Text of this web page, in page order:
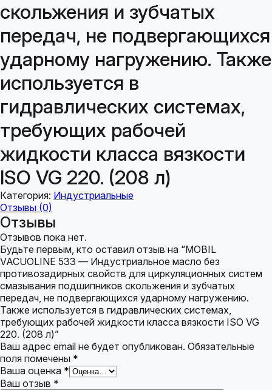
скольжения и зубчатых
передач, не подвергающихся
ударному нагружению. Также
используется в
гидравлических системах,
требующих рабочей
жидкости класса вязкости
ISO VG 220. (208 л)
Категория: Индустриальные
Отзывы (0)
Отзывы
Отзывов пока нет.
Будьте первым, кто оставил отзыв на “MOBIL
VACUOLINE 533 — Индустриальное масло без
противозадирных свойств для циркуляционных систем
смазывания подшипников скольжения и зубчатых
передач, не подвергающихся ударному нагружению.
Также используется в гидравлических системах,
требующих рабочей жидкости класса вязкости ISO VG
220. (208 л)”
Ваш адрес email не будет опубликован. Обязательные
поля помечены *
Ваша оценка *
Ваш отзыв *